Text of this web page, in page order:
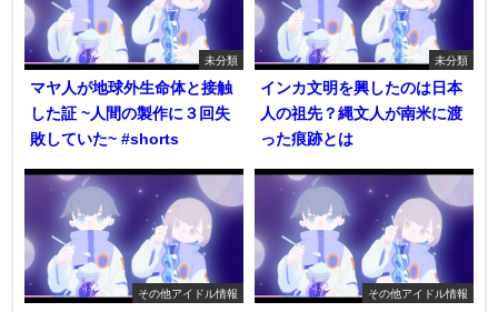
未分類
マヤ人が地球外生命体と接触
した証 ~人間の製作に３回失
敗していた~ #shorts
未分類
インカ文明を興したのは日本
人の祖先？縄文人が南米に渡
った痕跡とは
その他アイドル情報 その他アイドル情報